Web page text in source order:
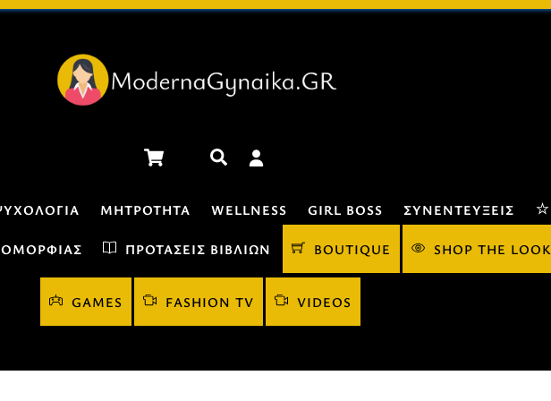
Cart Αναζήτηση
ΜΗΤΡΌΤΗΤΑ WELLNESS GIRL BOSS ΣΥΝΕΝΤΕΎΞΕΙΣ
ΟΜΟΡΦΙΆΣ ΠΡΟΤΆΣΕΙΣ ΒΙΒΛΊΩΝ BOUTIQUE SHOP THE LOOK
GAMES FASHION TV VIDEOS